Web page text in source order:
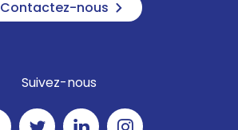
Contactez-nous
Suivez-nous